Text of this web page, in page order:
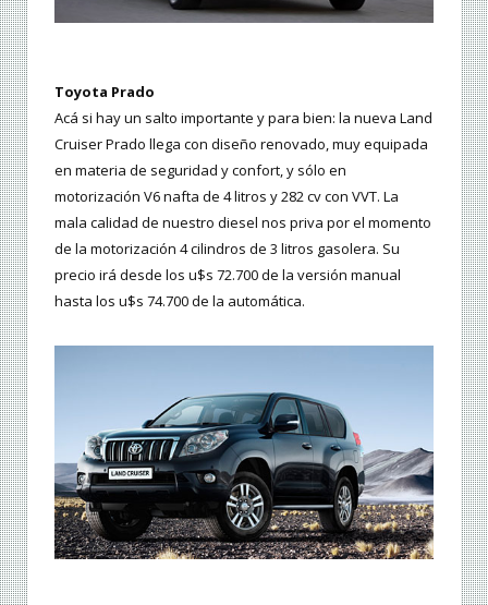
Toyota Prado
Acá si hay un salto importante y para bien: la nueva Land
Cruiser Prado llega con diseño renovado, muy equipada
en materia de seguridad y confort, y sólo en
motorización V6 nafta de 4 litros y 282 cv con VVT. La
mala calidad de nuestro diesel nos priva por el momento
de la motorización 4 cilindros de 3 litros gasolera. Su
precio irá desde los u$s 72.700 de la versión manual
hasta los u$s 74.700 de la automática.